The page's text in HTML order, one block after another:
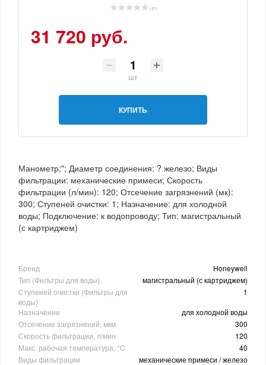
( 0 )
31 720 руб.
шт
КУПИТЬ
Манометр;"; Диаметр соединения: ? железо; Виды
фильтрации: механические примеси; Скорость
фильтрации (л/мин): 120; Отсечение загрязнений (мк):
300; Ступеней очистки: 1; Назначение: для холодной
воды; Подключение: к водопроводу; Тип: магистральный
(с картриджем)
Бренд
Honeywell
Тип (Фильтры для воды)
магистральный (с картриджем)
Ступеней очистки (Фильтры для
воды)
1
Назначение
для холодной воды
Отсечение загрязнений, мкм
300
Скорость фильтрации, л/мин
120
Макс. рабочая температура, °C
40
Виды фильтрации
механические примеси / железо